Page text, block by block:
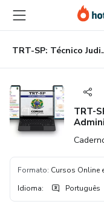
para
conteúdo
principal
para
pagamento
para
rodapé
TRT-SP:
TRT-
Formato: Cursos Online
Idioma: Português